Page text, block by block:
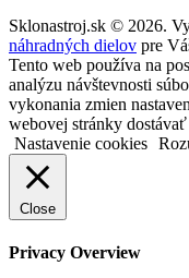
Sklonastroj.sk © 2026.
náhradných dielov pre
Tento web používa na
analýzu návštevnosti
vykonania zmien
webovej stránky
Nastavenie cookies
Close
Privacy Overview